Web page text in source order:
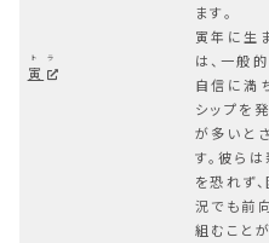
寅
トラ
ます。
寅年に生
は、一般
自信に満
シップを
が多いと
す。彼ら
を恐れず
況でも前
組むこと